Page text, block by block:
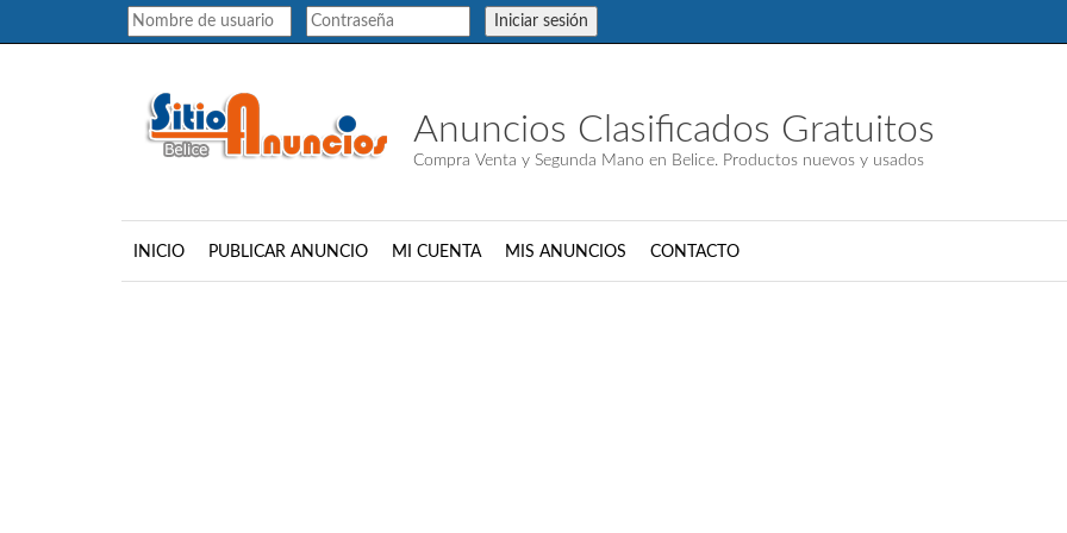
Iniciar sesión
Anuncios Clasificados Gratuitos
Compra Venta y Segunda Mano en Belice. Productos nuevos y usados
INICIO PUBLICAR ANUNCIO MI CUENTA MIS ANUNCIOS CONTACTO